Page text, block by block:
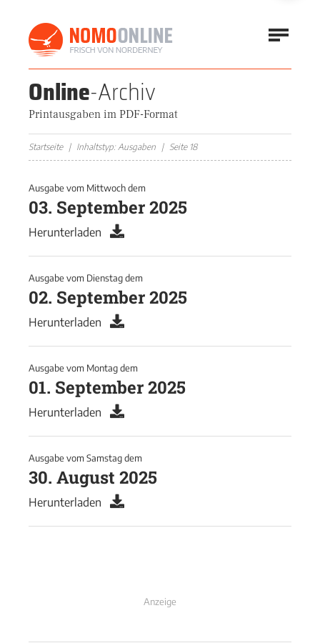
Online-Archiv
Printausgaben im PDF-Format
Startseite Inhaltstyp: Ausgaben Seite 18
Ausgabe vom Mittwochdem
03. September 2025
Herunterladen
Ausgabe vom Dienstagdem
02. September 2025
Herunterladen
Ausgabe vom Montagdem
01. September 2025
Herunterladen
Ausgabe vom Samstagdem
30. August 2025
Herunterladen
Anzeige